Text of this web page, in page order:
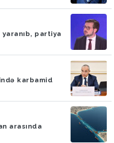
yaranıb, partiya
karbamid
arasında